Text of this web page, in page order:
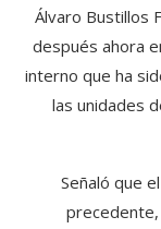
Álvaro Bustillos
después ahora
interno que ha
las unidades
Señaló que